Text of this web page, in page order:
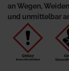
an Wegen,
und unmittelbar